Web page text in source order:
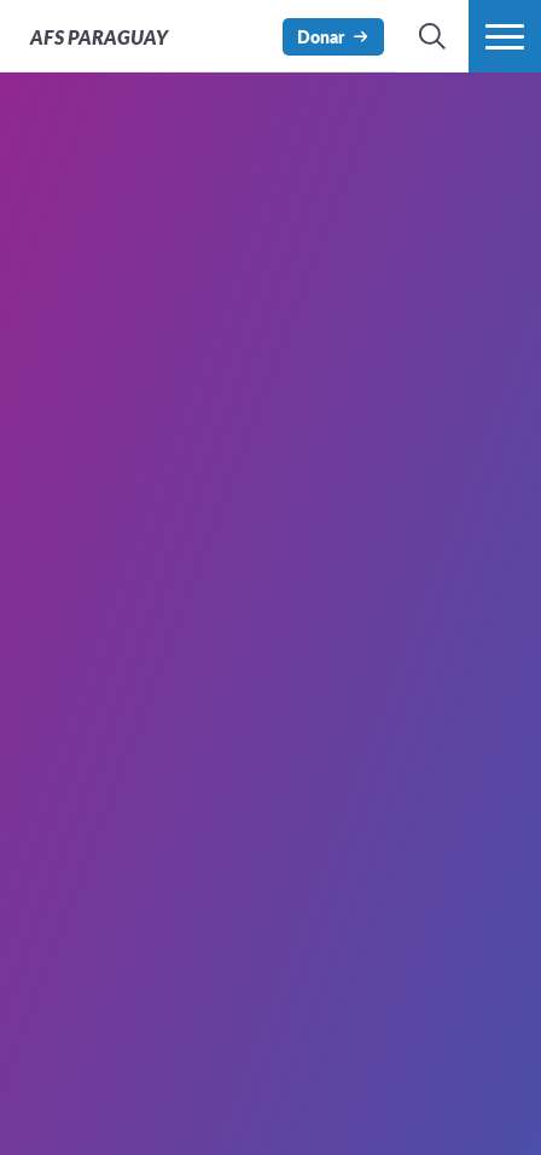
AFSPARAGUAY
BÚSQUEDA MÁS
Donar